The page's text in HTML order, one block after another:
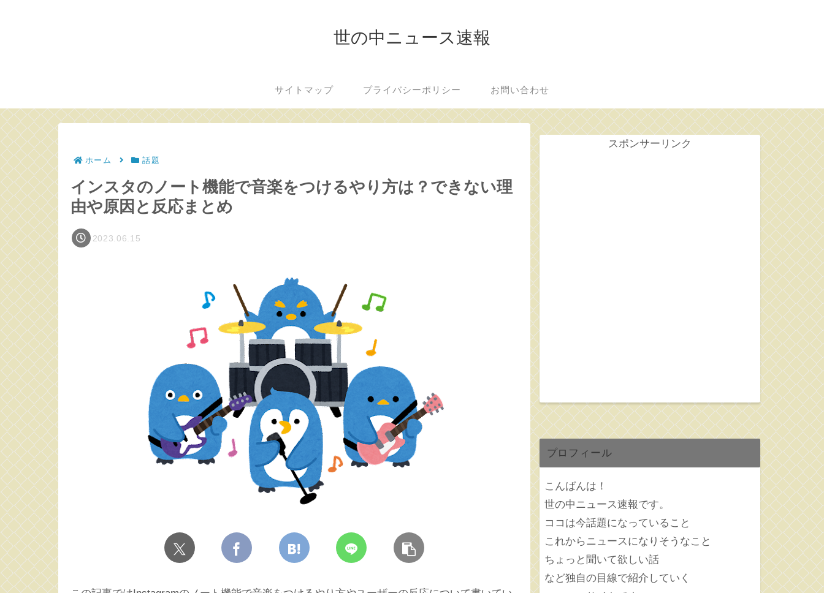
世の中ニュース速報
サイトマップ プライバシーポリシー お問い合わせ
ホーム 話題
インスタのノート機能で音楽をつけるやり方は？できない理
由や原因と反応まとめ
2023.06.15
スポンサーリンク
プロフィール
こんばんは！
世の中ニュース速報です。
ココは今話題になっていること
これからニュースになりそうなこと
ちょっと聞いて欲しい話
など独自の目線で紹介していく